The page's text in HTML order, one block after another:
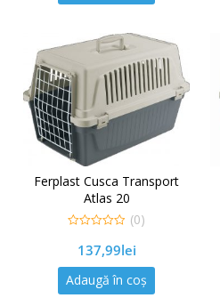
Ferplast Cusca Transport
Atlas 20
out
5
(0)
137,99lei
Adaugă în coș